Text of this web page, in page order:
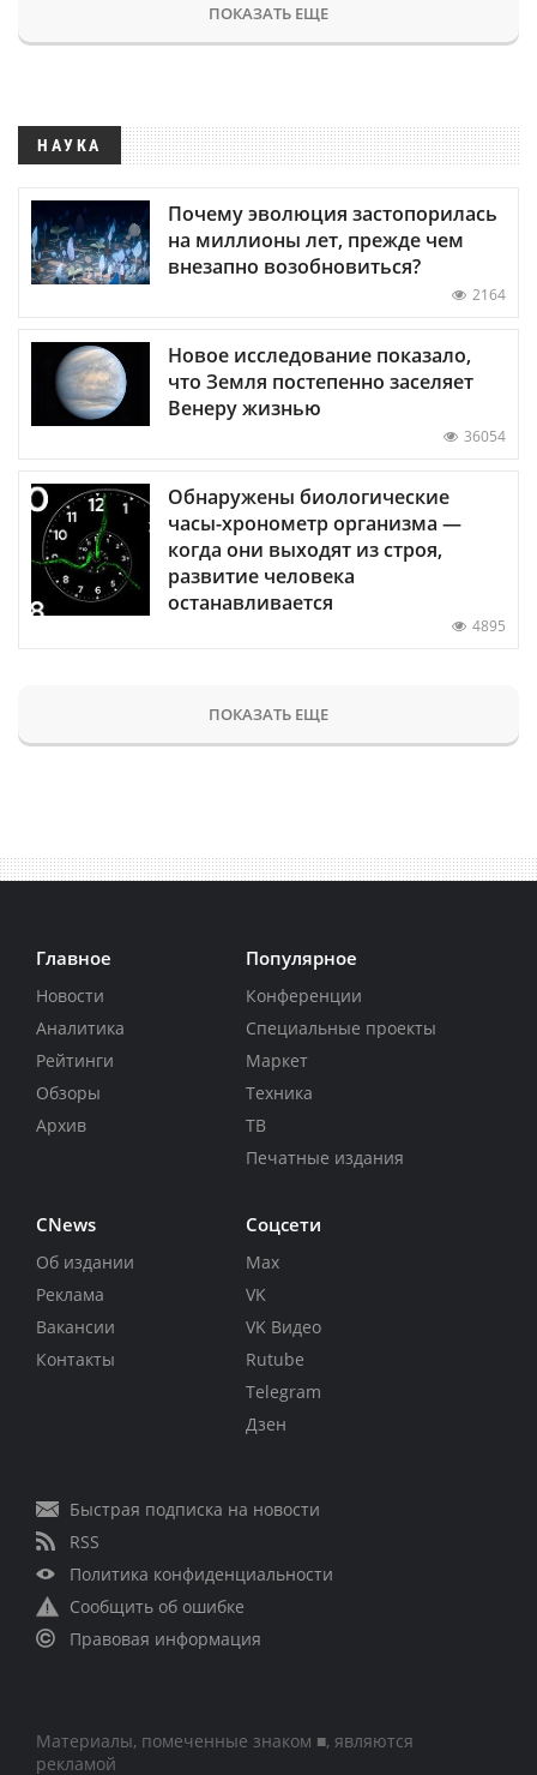
ПОКАЗАТЬ ЕЩЕ
НАУКА
Почему эволюция застопорилась
на миллионы лет, прежде чем
внезапно возобновиться?
2164
Новое исследование показало,
что Земля постепенно заселяет
Венеру жизнью
36054
Обнаружены биологические
часы-хронометр организма —
когда они выходят из строя,
развитие человека
останавливается
4895
ПОКАЗАТЬ ЕЩЕ
Главное
Новости
Аналитика
Рейтинги
Обзоры
Архив
Популярное
Конференции
Специальные проекты
Маркет
Техника
ТВ
Печатные издания
CNews
Об издании
Реклама
Вакансии
Контакты
Соцсети
Max
VK
VK Видео
Rutube
Telegram
Дзен
Быстрая подписка на новости
RSS
Политика конфиденциальности
Сообщить об ошибке
Правовая информация
Материалы, помеченные знаком ■, являются
рекламой